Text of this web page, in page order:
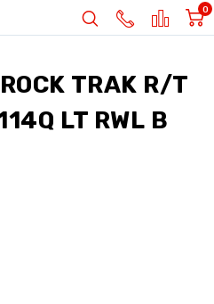
0
TRAK R/T
LT RWL В